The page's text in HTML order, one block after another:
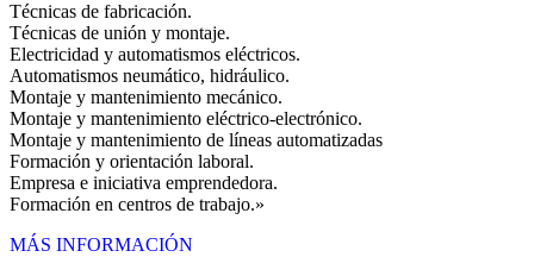
Técnicas de fabricación.
Técnicas de unión y montaje.
Electricidad y automatismos eléctricos.
Automatismos neumático, hidráulico.
Montaje y mantenimiento mecánico.
Montaje y mantenimiento eléctrico-electrónico.
Montaje y mantenimiento de líneas automatizadas
Formación y orientación laboral.
Empresa e iniciativa emprendedora.
Formación en centros de trabajo.»
MÁS INFORMACIÓN